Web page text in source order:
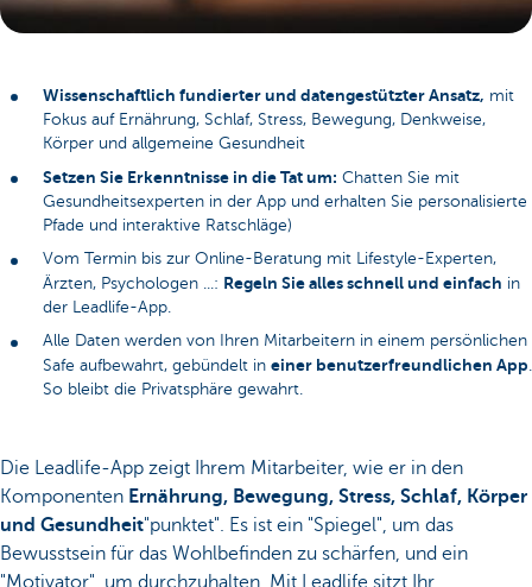
Wissenschaftlich fundierter und datengestützter Ansatz, mit
Fokus auf Ernährung, Schlaf, Stress, Bewegung, Denkweise,
Körper und allgemeine Gesundheit
Setzen Sie Erkenntnisse in die Tat um: Chatten Sie mit
Gesundheitsexperten in der App und erhalten Sie personalisierte
Pfade und interaktive Ratschläge)
Vom Termin bis zur Online-Beratung mit Lifestyle-Experten,
Ärzten, Psychologen ...: Regeln Sie alles schnell und einfach in
der Leadlife-App.
Alle Daten werden von Ihren Mitarbeitern in einem persönlichen
Safe aufbewahrt, gebündelt in einer benutzerfreundlichen App.
So bleibt die Privatsphäre gewahrt.
Die Leadlife-App zeigt Ihrem Mitarbeiter, wie er in den
Komponenten Ernährung, Bewegung, Stress, Schlaf, Körper
und Gesundheit"punktet". Es ist ein "Spiegel", um das
Bewusstsein für das Wohlbefinden zu schärfen, und ein
"Motivator", um durchzuhalten. Mit Leadlife sitzt Ihr